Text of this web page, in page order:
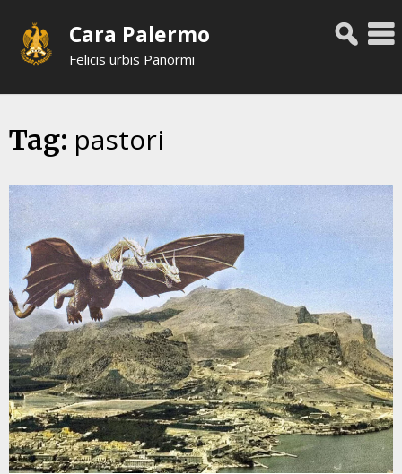
content
Cara Palermo
Felicis urbis Panormi
Tag: pastori